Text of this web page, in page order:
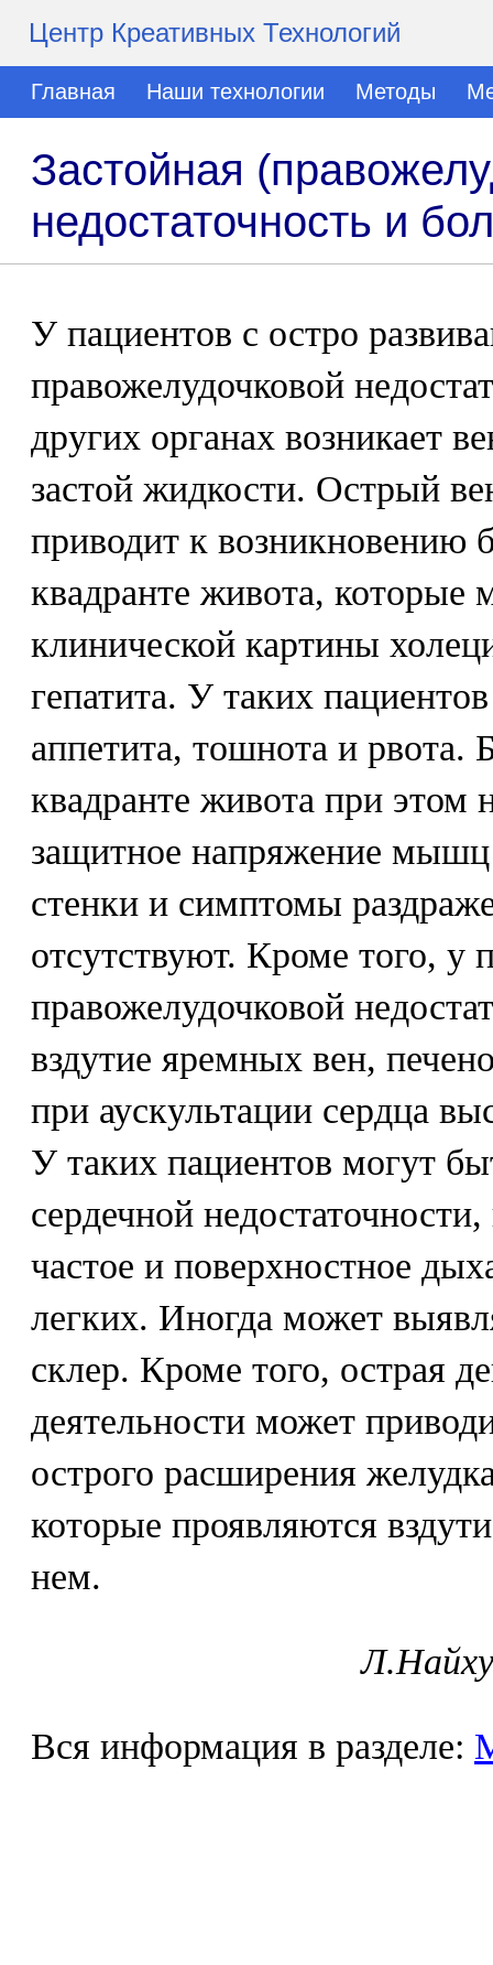
Центр Креативных Технологий
Главная Наши технологии Методы
Застойная
недостаточность и
У пациентов с остро
правожелудочковой
других органах возникает
застой жидкости. Острый
приводит к возникновению
квадранте живота,
клинической картины
гепатита. У таких
аппетита, тошнота и рвота.
квадранте живота при этом
защитное напряжение
стенки и симптомы
отсутствуют. Кроме того, у
правожелудочковой
вздутие яремных вен,
при аускультации сердца
У таких пациентов могут
сердечной
частое и поверхностное
легких. Иногда может
склер. Кроме того, острая
деятельности может
острого расширения
которые проявляются
нем.
Вся информация в разделе: